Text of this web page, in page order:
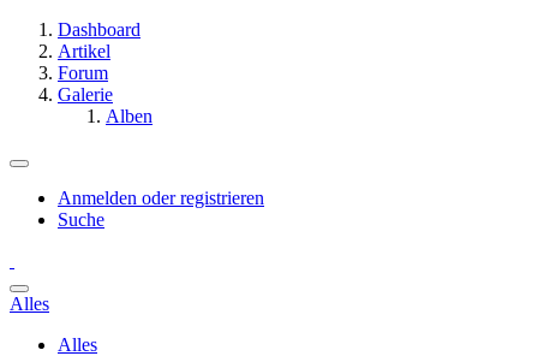
Dashboard
Artikel
Forum
Galerie
Alben
Anmelden oder registrieren
Suche
Alles
Alles